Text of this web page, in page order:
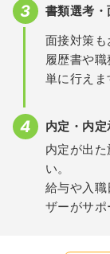
書類選考・
面接対策も
履歴書や
単に行えま
内定・内定
内定が出
い。
給与や入
ザーがサポ